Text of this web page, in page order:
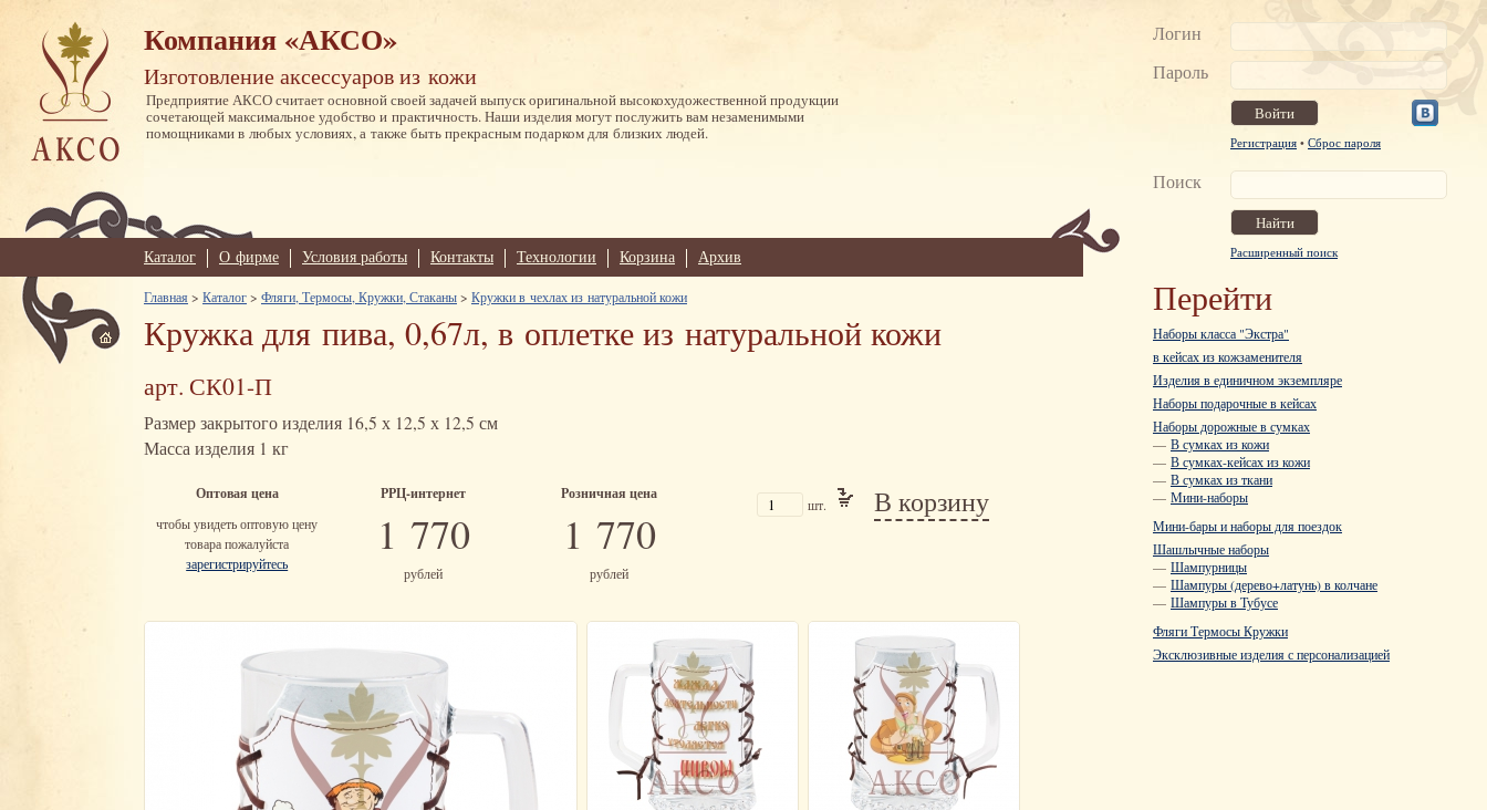
Логин
Пароль
Регистрация • Сброс пароля
Поиск
Расширенный поиск
Перейти
Наборы класса "Экстра"
в кейсах из кожзаменителя
Изделия в единичном экземпляре
Наборы подарочные в кейсах
Наборы дорожные в сумках
— В сумках из кожи
— В сумках-кейсах из кожи
— В сумках из ткани
— Мини-наборы
Мини-бары и наборы для поездок
Шашлычные наборы
— Шампурницы
— Шампуры (дерево+латунь) в колчане
— Шампуры в Тубусе
Фляги Термосы Кружки
Эксклюзивные изделия с персонализацией
Компания «АКСО»
Изготовление аксессуаров из кожи
Предприятие АКСО считает основной своей задачей выпуск оригинальной высокохудожественной продукции
сочетающей максимальное удобство и практичность. Наши изделия могут послужить вам незаменимыми
помощниками в любых условиях, а также быть прекрасным подарком для близких людей.
Каталог О фирме Условия работы Контакты Технологии Корзина Архив
Главная > Каталог> Фляги, Термосы, Кружки, Стаканы> Кружки в чехлах из натуральной кожи
Кружка для пива, 0,67л, в оплетке из натуральной кожи
арт. СК01-П
Размер закрытого изделия 16,5 х 12,5 х 12,5 см
Масса изделия 1 кг
Оптовая цена
чтобы увидеть оптовую цену
товара пожалуйста
зарегистрируйтесь
РРЦ-интернет
1 770
рублей
Розничная цена
1 770
рублей
шт. В корзину